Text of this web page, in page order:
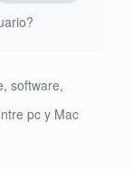
software,
pc y Mac